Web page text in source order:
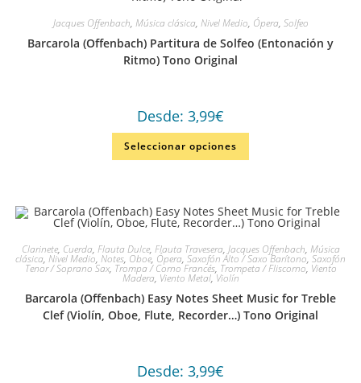
Jacques Offenbach, Música clásica, Nivel Medio, Ópera, Solfeo
Barcarola (Offenbach) Partitura de Solfeo (Entonación y
Ritmo) Tono Original
Desde: 3,99€
Seleccionar opciones
Clarinete, Cuerda, Flauta Dulce, Flauta Travesera, Jacques Offenbach, Música
clásica, Nivel Medio, Notes, Oboe, Ópera, Saxofón Alto / Saxo Barítono, Saxofón
Tenor / Soprano Sax, Trompa / Corno Francés, Trompeta / Fliscorno, Viento
Madera, Viento Metal,Violín
Barcarola (Offenbach) Easy Notes Sheet Music for Treble
Clef (Violín, Oboe, Flute, Recorder…) Tono Original
Desde: 3,99€